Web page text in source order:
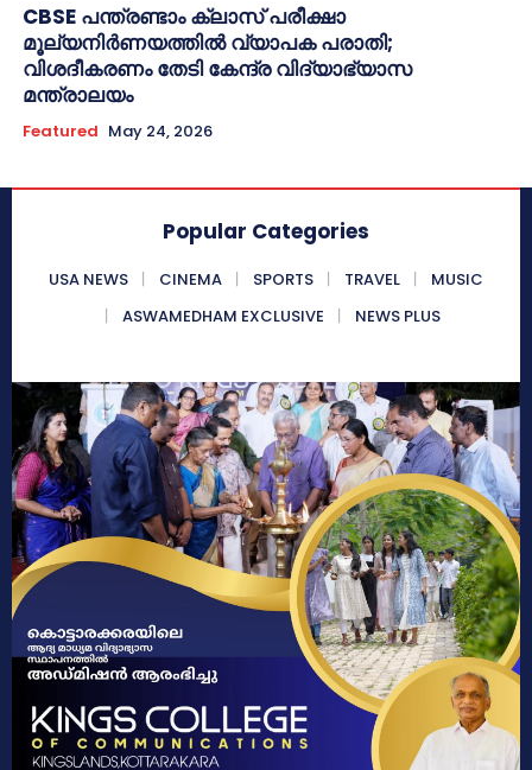
CBSE പന്ത്രണ്ടാം ക്ലാസ് പരീക്ഷാ
മൂല്യനിർണയത്തിൽ വ്യാപക പരാതി;
വിശദീകരണം തേടി കേന്ദ്ര വിദ്യാഭ്യാസ
മന്ത്രാലയം
Featured May 24, 2026
Popular Categories
USA NEWS CINEMA SPORTS TRAVEL
MUSIC
ASWAMEDHAM EXCLUSIVE
NEWS PLUS